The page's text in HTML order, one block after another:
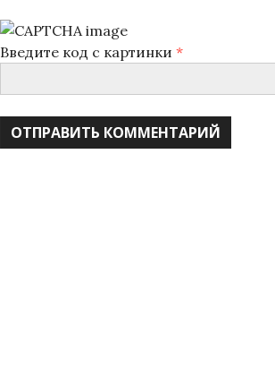
Введите код с картинки *